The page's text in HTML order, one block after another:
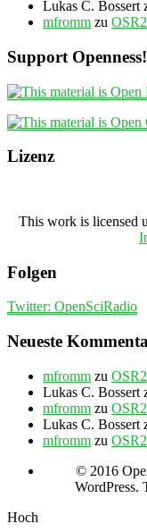
Lukas C. Bossert
mfromm zu
Support Openness!
Lizenz
This work is licensed
Folgen
Twitter: OpenSciRadio
Neueste
mfromm zu
Lukas C. Bossert
mfromm zu
Lukas C. Bossert
mfromm zu
© 2016
WordPress.
Hoch